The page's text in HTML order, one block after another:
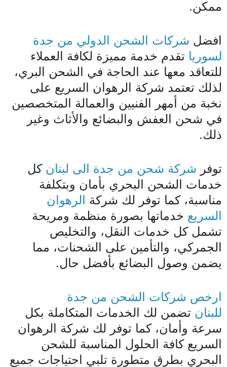
ممكن.
افضل شركات الشحن الدولي من جدة
لسوريا تقدم خدمة مميزة لكافة العملاء
للتعاقد معها عند الحاجة في الشحن البري،
لذلك تعتمد شركة الرهوان السريع على
نخبة من أمهر الفنيين والعمالة المتخصصين
في شحن العفش والبضائع والأثاث وغير
ذلك.
توفر شركة شحن من جدة الى لبنان كل
خدمات الشحن البحري بأمان وبتكلفة
مناسبة، كما توفر لك شركة الرهوان
السريع خدماتها بصورة منظمة ومريحة
تشمل كل خدمات النقل، والتخليص
الجمركي، والتأمين على الشحنات، مما
يضمن وصول البضائع بأفضل حال.
ارخص شركات الشحن من جدة
للبنان تضمن لك الخدمات المتكاملة بكل
سرعة وأمان، كما توفر لك شركة الرهوان
السريع كافة الحلول المناسبة للشحن
البحري بطرق متطورة تلبي احتياجات جميع